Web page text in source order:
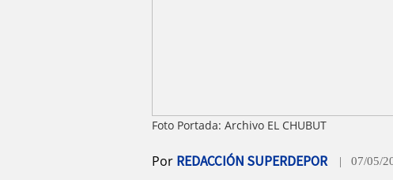
Foto Portada: Archivo EL CHUBUT
Por REDACCIÓN SUPERDEPOR | 07/05/